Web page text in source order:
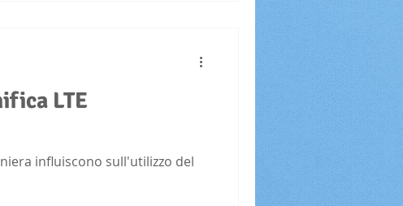
LTE
influiscono sull'utilizzo del